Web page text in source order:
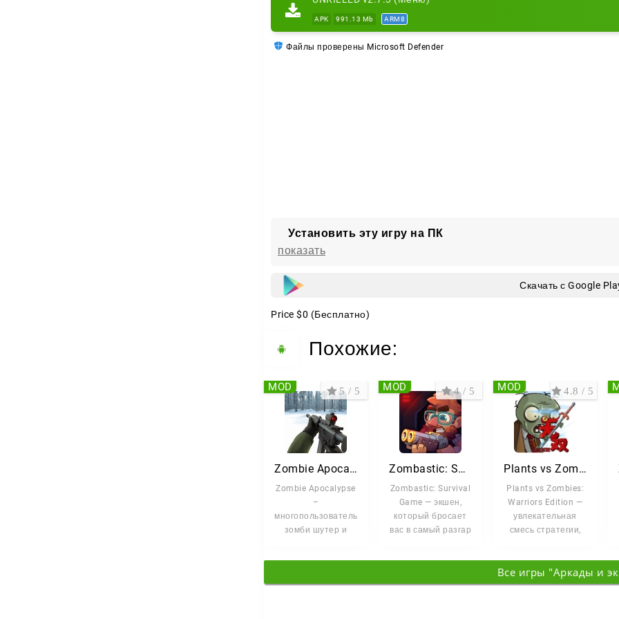
и другие противники.
PvP-режимы добавляют сражения с реальными игроками, где
APK 991.13 Mb ARM8
Файлы проверены Microsoft Defender
Установить эту игру на ПК
показать
Скачать с Google
Price $0 (Бесплатно)
Похожие:
Zombie Apocalypse
Zombie Apocalypse
–
многопользовательский
зомби шутер и
5 / 5
MOD
Zombastic: Survival Game
Zombastic: Survival
Game — экшен,
который бросает
вас в самый разгар
4 / 5
MOD
Plants vs Zombies: Warriors Edition
Plants vs Zombies:
Warriors Edition —
увлекательная
смесь стратегии,
4.8 / 5
MOD
Все игры "Аркады и